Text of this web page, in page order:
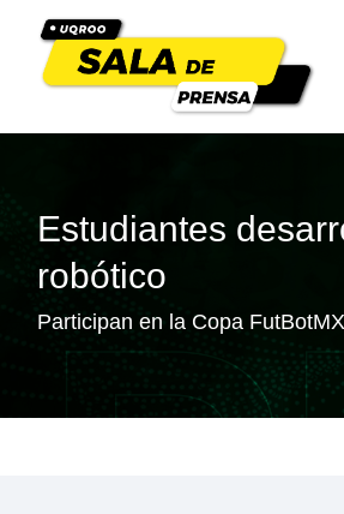
Estudiantes
robótico
Participan en la Copa